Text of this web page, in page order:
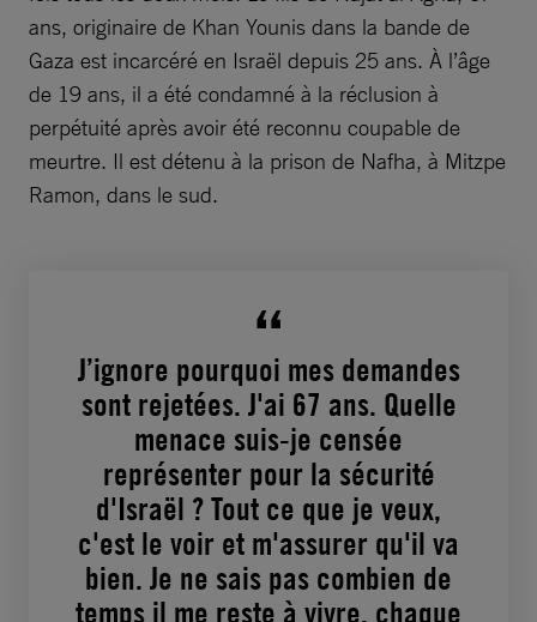
ans, originaire de Khan Younis dans la bande de
Gaza est incarcéré en Israël depuis 25 ans. À l’âge
de 19 ans, il a été condamné à la réclusion à
perpétuité après avoir été reconnu coupable de
meurtre. Il est détenu à la prison de Nafha, à Mitzpe
Ramon, dans le sud.
J’ignore pourquoi mes demandes
sont rejetées. J'ai 67 ans. Quelle
menace suis-je censée
représenter pour la sécurité
d'Israël ? Tout ce que je veux,
c'est le voir et m'assurer qu'il va
bien. Je ne sais pas combien de
temps il me reste à vivre, chaque